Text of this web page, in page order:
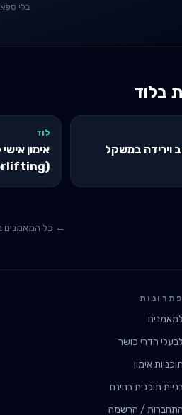
בלי
בלוד
וירידה במשקל
לוד
אימון
(Powerlifting)
← כל המאמנים
פתרונות
למאמנים
לבעלי חדרי כושר
תוכניות אימון
תוכנית בחינם
התחברות / הרשמה